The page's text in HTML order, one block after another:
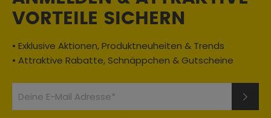
VORTEILE SICHERN
• Exklusive Aktionen, Produktneuheiten & Trends
• Attraktive Rabatte, Schnäppchen & Gutscheine